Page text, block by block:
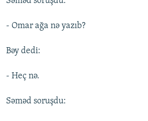
- Omar ağa nə yazıb?
Bəy dedi:
- Heç nə.
Səməd soruşdu: